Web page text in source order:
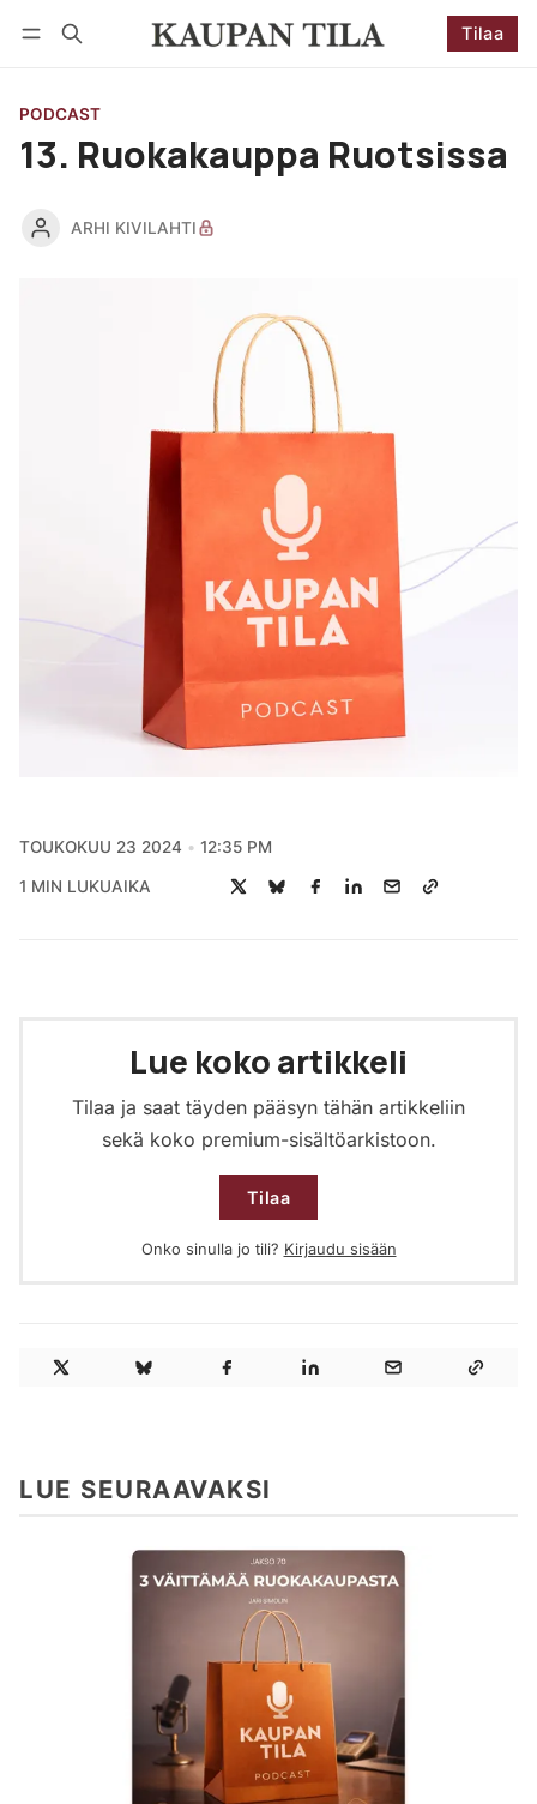
Tilaa
PODCAST
13. Ruokakauppa Ruotsissa
ARHI KIVILAHTI
TOUKOKUU 23 2024 12:35 PM
1 MIN LUKUAIKA
Lue koko artikkeli
Tilaa ja saat täyden pääsyn tähän artikkeliin
sekä koko premium-sisältöarkistoon.
Tilaa
Onko sinulla jo tili? Kirjaudu sisään
LUE SEURAAVAKSI